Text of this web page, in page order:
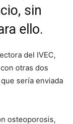
sin
ello.
del IVEC,
otras dos
sería enviada
osteoporosis,